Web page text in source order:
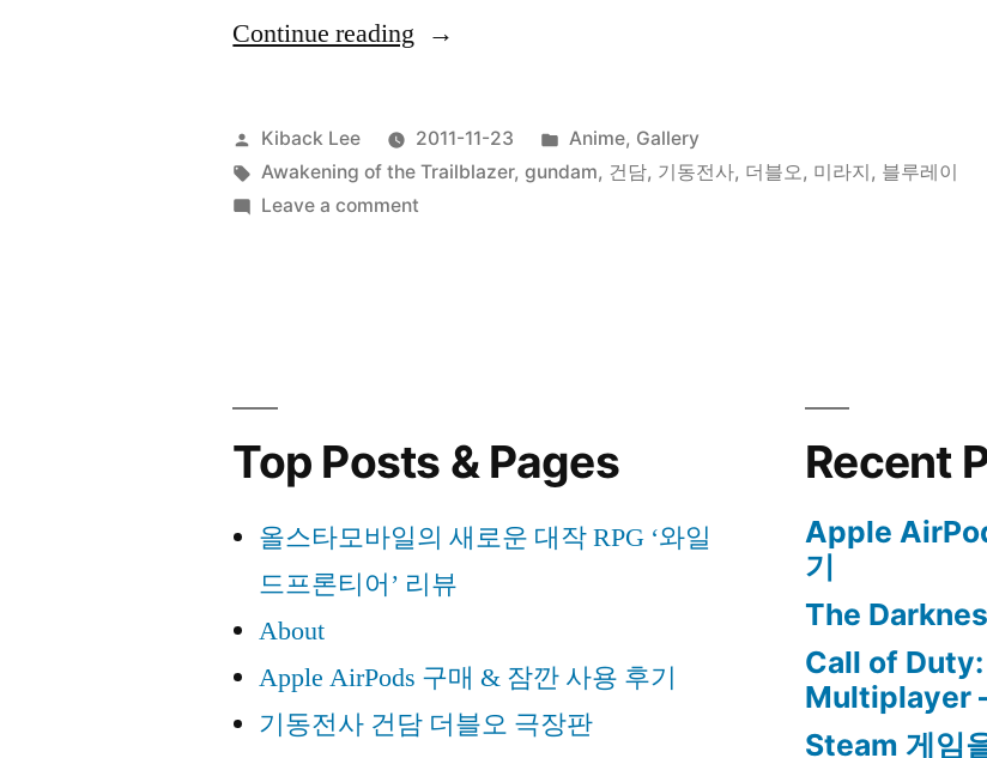
Continue reading “기
전
사
건
극
판
COMPLETE
–
Open
Posted
by
Kiback Lee 2011-11-23
Posted
in
Anime, Gallery
Tags:
Awakening of the Trailblazer,gundam, 건담, 기동전사, 더블오, 미라지, 블루레이
Leave a comment
블
극
장
EDITION
–
Open
Top Posts & Pages
올스타모바일의 새로운 대작 RPG ‘와일
드프론티어’ 리뷰
About
Apple AirPods 구매 & 잠깐 사용 후기
기동전사 건담 더블오 극장판
Recent
Apple
기
The
Call of
Multiplayer
Steam 게임